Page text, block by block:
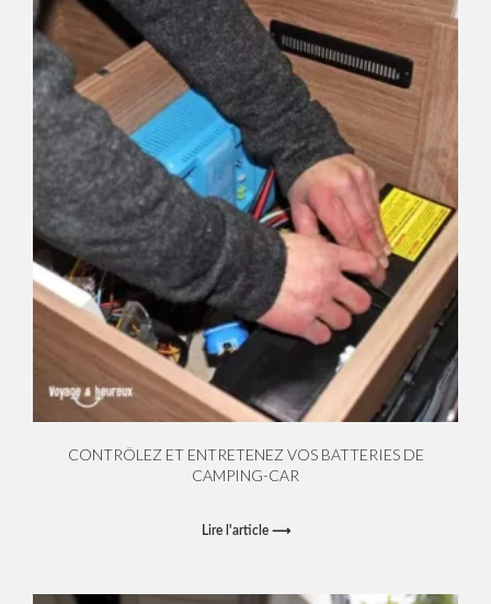
CONTRÔLEZ ET ENTRETENEZ VOS BATTERIES DE
CAMPING-CAR
Lire l'article ⟶